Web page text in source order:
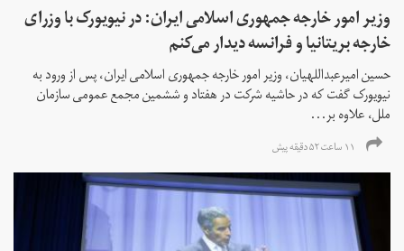
وزیر امور خارجه جمهوری اسلامی ایران: در نیویورک با وزرای
خارجه بریتانیا و فرانسه دیدار می‌کنم
حسین امیرعبداللهیان، وزیر امور خارجه جمهوری اسلامی ایران، پس از ورود به
نیویورک گفت که در حاشیه شرکت در هفتاد و ششمین مجمع عمومی سازمان
ملل، علاوه بر...
۱۱ ساعت ۵۲ دقیقه پیش